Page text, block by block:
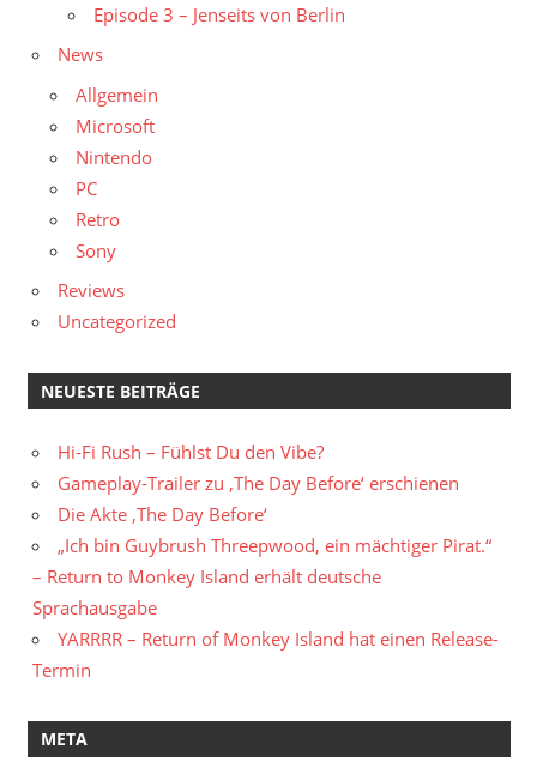
Episode 3 – Jenseits von Berlin
News
Allgemein
Microsoft
Nintendo
PC
Retro
Sony
Reviews
Uncategorized
NEUESTE BEITRÄGE
Hi-Fi Rush – Fühlst Du den Vibe?
Gameplay-Trailer zu ‚The Day Before‘ erschienen
Die Akte ‚The Day Before‘
„Ich bin Guybrush Threepwood, ein mächtiger Pirat.“
– Return to Monkey Island erhält deutsche
Sprachausgabe
YARRRR – Return of Monkey Island hat einen Release-
Termin
META